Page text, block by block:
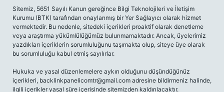
Sitemiz, 5651 Sayılı Kanun gereğince Bilgi Teknolojileri ve İletişim
Kurumu (BTK) tarafından onaylanmış bir Yer Sağlayıcı olarak hizmet
vermektedir. Bu nedenle, sitedeki içerikleri proaktif olarak denetleme
veya araştırma yükümlülüğümüz bulunmamaktadır. Ancak, üyelerimiz
yazdıkları içeriklerin sorumluluğunu taşımakta olup, siteye üye olarak
bu sorumluluğu kabul etmiş sayılırlar.
Hukuka ve yasal düzenlemelere aykırı olduğunu düşündüğünüz
içerikleri, backlinkpanelicomtr@gmail.com adresine bildirmeniz halinde,
ilgili içerikler yasal süre içerisinde sitemizden kaldırılacaktır.